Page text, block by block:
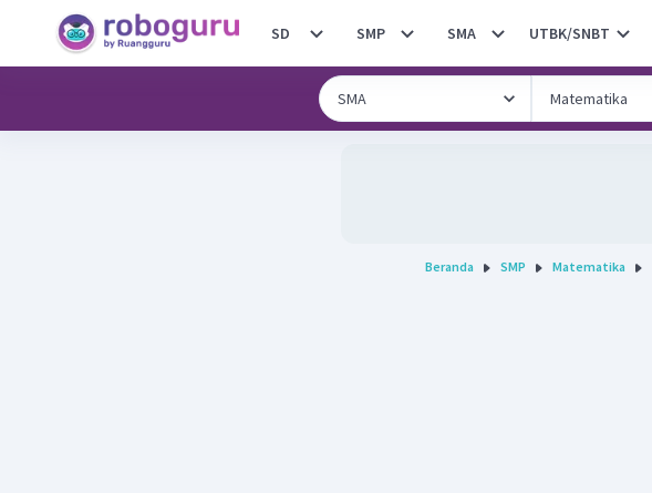
SD SMP SMA UTBK/SNBT
Beranda SMP Matematika